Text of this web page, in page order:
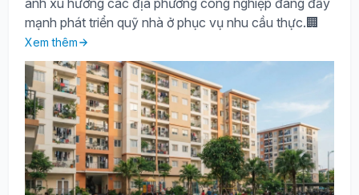
mạnh phát triển quỹ nhà ở phục vụ nhu cầu thực.🏢
Xem thêm